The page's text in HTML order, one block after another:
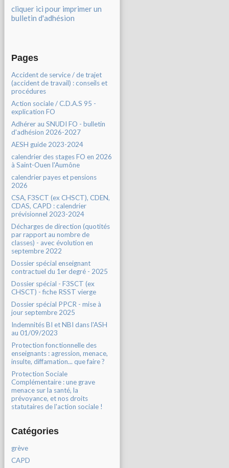
cliquer ici pour imprimer un
bulletin d'adhésion
Pages
Accident de service / de trajet
(accident de travail) : conseils et
procédures
Action sociale / C.D.A.S 95 -
explication FO
Adhérer au SNUDI FO - bulletin
d'adhésion 2026-2027
AESH guide 2023-2024
calendrier des stages FO en 2026
à Saint-Ouen l'Aumône
calendrier payes et pensions
2026
CSA, F3SCT (ex CHSCT), CDEN,
CDAS, CAPD : calendrier
prévisionnel 2023-2024
Décharges de direction (quotités
par rapport au nombre de
classes) - avec évolution en
septembre 2022
Dossier spécial enseignant
contractuel du 1er degré - 2025
Dossier spécial - F3SCT (ex
CHSCT) - fiche RSST vierge
Dossier spécial PPCR - mise à
jour septembre 2025
Indemnités BI et NBI dans l'ASH
au 01/09/2023
Protection fonctionnelle des
enseignants : agression, menace,
insulte, diffamation... que faire ?
Protection Sociale
Complémentaire : une grave
menace sur la santé, la
prévoyance, et nos droits
statutaires de l'action sociale !
Catégories
grève
CAPD